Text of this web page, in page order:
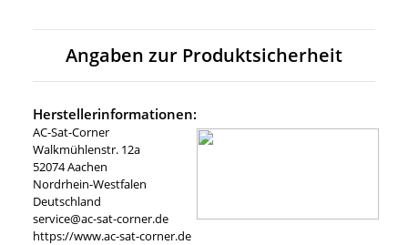
Angaben zur Produktsicherheit
Herstellerinformationen:
AC-Sat-Corner
Walkmühlenstr. 12a
52074 Aachen
Nordrhein-Westfalen
Deutschland
service@ac-sat-corner.de
https://www.ac-sat-corner.de